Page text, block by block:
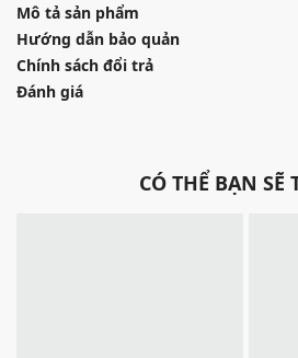
Mô tả sản phẩm
Hướng dẫn bảo quản
Chính sách đổi trả
Đánh giá
CÓ THỂ BẠN SẼ